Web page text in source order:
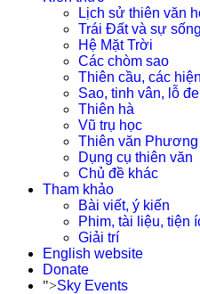
Lịch sử thiên văn
Trái Đất và sự sống
Hệ Mặt Trời
Các chòm sao
Thiên cầu, các
Sao, tinh vân, lỗ
Thiên hà
Vũ trụ học
Thiên văn
Dụng cụ thiên văn
Chủ đề khác
Tham khảo
Bài viết, ý kiến
Phim, tài liệu, tiện
Giải trí
English website
Donate
">Sky Events